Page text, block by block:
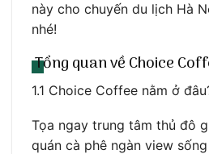
này cho chuyến du lịch Hà
nhé!
Tổng quan về Choice
1.1 Choice Coffee nằm ở
Tọa ngay trung tâm thủ đô
quán cà phê ngàn view